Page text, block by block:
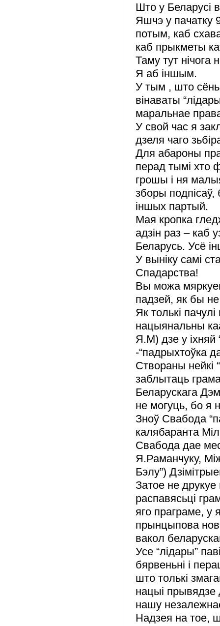
Што у Беларусі
Яшчэ у пачатку
потым, каб
каб прыкметы
Таму тут нічога
Я аб іншым.
У тым , што
вінаваты
маральнае
У свой час я
дзеля чаго
Для абароны
перад тымі хто
грошы і ня
зборы
іншых партый.
Мая кропка
адзін раз – каб
Беларусь. Усё
У выніку самі
Спадарства!
Вы можа
падзей, як бы
Як толькі
нацыянальны
Я.М) дзе у іхняй
-“падрыхтоўка
Створаны нейкі
заблытаць
Беларускага
не могуць, бо я
Зноў Свабода
калябаранта
Свабода дае
Я.Раманчуку,
Бэлу”)
Затое не
распавясьці
яго праграме,
прынцыпова
вакол
Усе “лідары”
бярвеньні і
што толькі
нацыі прывядзе
нашу
Надзея на тое,